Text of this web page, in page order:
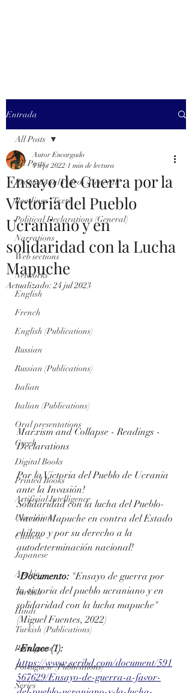
Entrada
All Posts
Promotional Videos (General)
Readings (Texts)
Political Declarations (General)
Narrations
Web sections
Networks
English
French
English (Publications)
Russian
Russian (Publications)
Italian
Italian (Publications)
Oral presentations
Greek
Digital Books
Printed Books
Artificial Intelligence
Ukrainian
Chinese
Japanese
Arabic
Turkish
Hindi
Turkish (Publications)
Portuguese
Portuguese (Publications)
Series
All Posts
Ensayo de Guerra por la
Victoria del Pueblo
Ucraniano y en
solidaridad con la Lucha
Mapuche
Autor Encargado
4 sept 2022 1 min de lectura
Actualizado:24 jul 2023
Marxism and Collapse - Readings -
Declarations
Por la Victoria del Pueblo de Ucrania
ante la Invasión!
Solidaridad con la lucha del Pueblo-
Nación Mapuche en contra del Estado
chileno y por su derecho a la
autodeterminación nacional!
-Documento: "Ensayo de guerra por
la victoria del pueblo ucraniano y en
solidaridad con la lucha mapuche"
(Miguel Fuentes, 2022)
-Enlace (1):
https://www.scribd.com/document/591
567629/Ensayo-de-guerra-a-favor-